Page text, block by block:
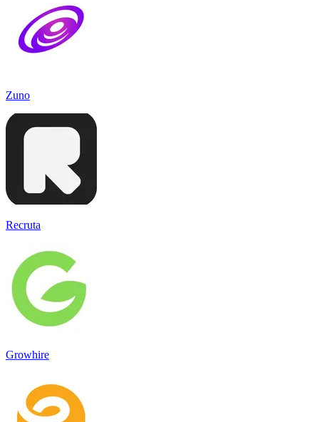
Zuno
Recruta
Growhire